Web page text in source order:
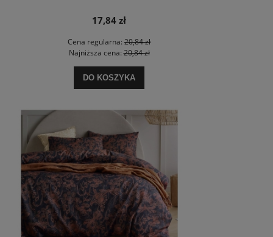
17,84 zł
Cena regularna: 20,84 zł
Najniższa cena:20,84 zł
DO KOSZYKA